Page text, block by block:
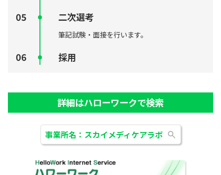
二次選考
筆記試験・面接を行います。
採用
詳細はハローワークで検索
事業所名：スカイメディケアラボ